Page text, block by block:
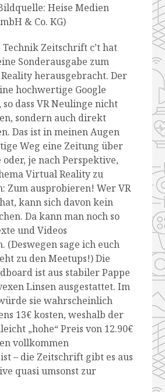
Heise Medien
& Co. KG)
Zeitschrift c’t hat
Sonderausgabe zum
herausgebracht. Der
hochwertige Google
dass VR Neulinge nicht
sondern auch direkt
Das ist in meinen Augen
Weg eine Zeitung über
oder, je nach Perspektive,
Virtual Reality zu
Zum ausprobieren! Wer VR
kann sich davon kein
Da kann man noch so
und Videos
(Deswegen sage ich euch
zu den Meetups!) Die
ist aus stabiler Pappe
Linsen ausgestattet. Im
sie wahrscheinlich
13€ kosten, weshalb der
„hohe“ Preis von 12.90€
vollkommen
– die Zeitschrift gibt es aus
quasi umsonst zur